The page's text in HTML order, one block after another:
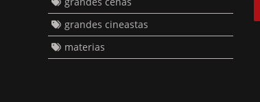
grandes cineastas
materias